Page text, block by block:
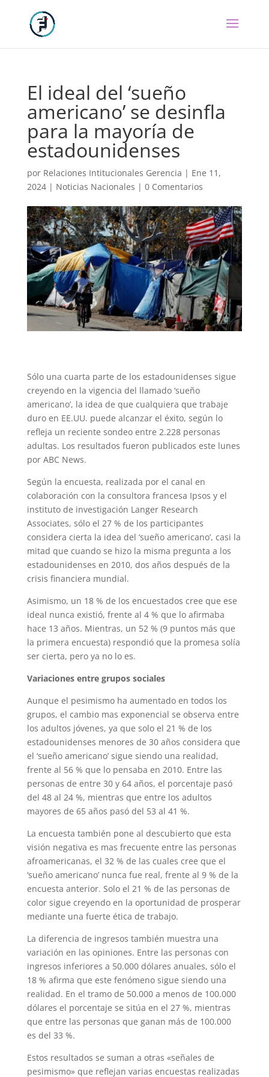
El ideal del ‘sueño
americano’ se desinfla
para la mayoría de
estadounidenses
por Relaciones Intitucionales Gerencia | Ene 11,
2024| Noticias Nacionales | 0 Comentarios
Sólo una cuarta parte de los estadounidenses sigue
creyendo en la vigencia del llamado ‘sueño
americano’, la idea de que cualquiera que trabaje
duro en EE.UU. puede alcanzar el éxito, según lo
refleja un reciente sondeo entre 2.228 personas
adultas. Los resultados fueron publicados este lunes
por ABC News.
Según la encuesta, realizada por el canal en
colaboración con la consultora francesa Ipsos y el
instituto de investigación Langer Research
Associates, sólo el 27 % de los participantes
considera cierta la idea del ‘sueño americano’, casi la
mitad que cuando se hizo la misma pregunta a los
estadounidenses en 2010, dos años después de la
crisis financiera mundial.
Asimismo, un 18 % de los encuestados cree que ese
ideal nunca existió, frente al 4 % que lo afirmaba
hace 13 años. Mientras, un 52 % (9 puntos más que
la primera encuesta) respondió que la promesa solía
ser cierta, pero ya no lo es.
Variaciones entre grupos sociales
Aunque el pesimismo ha aumentado en todos los
grupos, el cambio mas exponencial se observa entre
los adultos jóvenes, ya que solo el 21 % de los
estadounidenses menores de 30 años considera que
el ‘sueño americano’ sigue siendo una realidad,
frente al 56 % que lo pensaba en 2010. Entre las
personas de entre 30 y 64 años, el porcentaje pasó
del 48 al 24 %, mientras que entre los adultos
mayores de 65 años pasó del 53 al 41 %.
La encuesta también pone al descubierto que esta
visión negativa es mas frecuente entre las personas
afroamericanas, el 32 % de las cuales cree que el
‘sueño americano’ nunca fue real, frente al 9 % de la
encuesta anterior. Solo el 21 % de las personas de
color sigue creyendo en la oportunidad de prosperar
mediante una fuerte ética de trabajo.
La diferencia de ingresos también muestra una
variación en las opiniones. Entre las personas con
ingresos inferiores a 50.000 dólares anuales, sólo el
18 % afirma que este fenómeno sigue siendo una
realidad. En el tramo de 50.000 a menos de 100.000
dólares el porcentaje se sitúa en el 27 %, mientras
que entre las personas que ganan más de 100.000
es del 33 %.
Estos resultados se suman a otras «señales de
pesimismo» que reflejan varias encuestas realizadas